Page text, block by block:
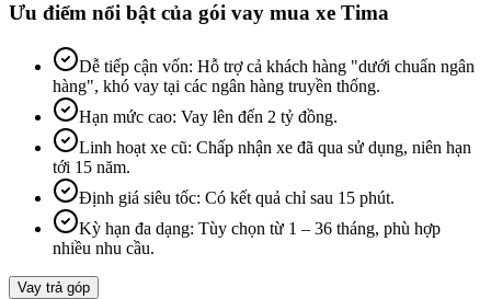
Ưu điểm nổi bật của gói vay mua xe Tima
Dễ tiếp cận vốn: Hỗ trợ cả khách hàng "dưới chuẩn ngân
hàng", khó vay tại các ngân hàng truyền thống.
Hạn mức cao: Vay lên đến 2 tỷ đồng.
Linh hoạt xe cũ: Chấp nhận xe đã qua sử dụng, niên hạn
tới 15 năm.
Định giá siêu tốc: Có kết quả chỉ sau 15 phút.
Kỳ hạn đa dạng: Tùy chọn từ 1 – 36 tháng, phù hợp
nhiều nhu cầu.
Vay trả góp